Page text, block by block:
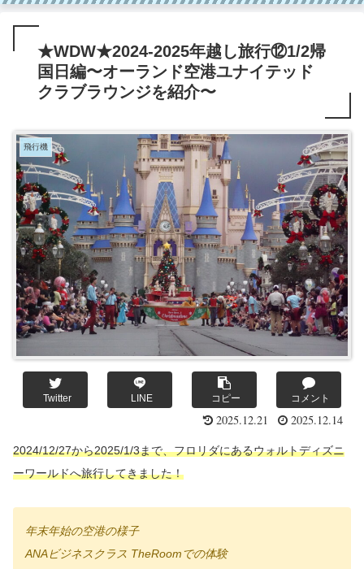
★WDW★2024-2025年越し旅行⑫1/2帰
国日編〜オーランド空港ユナイテッド
クラブラウンジを紹介〜
飛行機
Twitter LINE コピー コメント
2025.12.21 2025.12.14
2024/12/27から2025/1/3まで、フロリダにあるウォルトディズニ
ーワールドへ旅行してきました！
年末年始の空港の様子
ANAビジネスクラス TheRoomでの体験